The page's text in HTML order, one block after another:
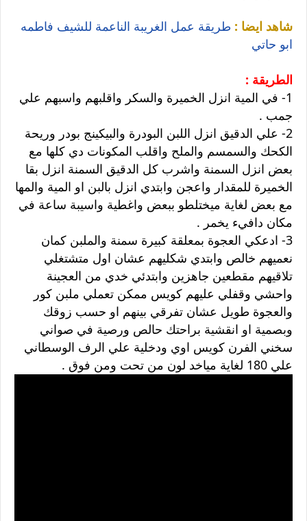
شاهد ايضا : طريقة عمل الغريبة الناعمة للشيف فاطمه
ابو حاتي
الطريقة :
1- في المية انزل الخميرة والسكر واقلبهم واسبهم علي
جمب .
2- علي الدقيق انزل اللبن البودرة والبيكينج بودر وريحة
الكحك والسمسم والملح واقلب المكونات دي كلها مع
بعض انزل السمنة واشرب كل الدقيق السمنة انزل بقا
الخميرة للمقدار واعجن وابتدي انزل بالبن او المية والمها
مع بعض لغاية ميختلطو ببعض واغطية واسيبة ساعة في
مكان دافيء يخمر .
3- ادعكي العجوة بمعلقة كبيرة سمنة والملبن كمان
نعميهم خالص وابتدي شكليهم عشان اول متشتغلي
تلاقيهم مقطعين جاهزين وابتدئي خدي من العجينة
واحشي وقفلي عليهم كويس ممكن تعملي ملبن كور
والعجوة طويل عشان تفرقي بينهم او حسب زوقك
وبصمية او انقشية براحتك حالص ورصية في صواني
سخني الفرن كويس اوي ودخلية علي الرف الوسطاني
علي 180 لغاية مياخد لون من تحت ومن فوق .